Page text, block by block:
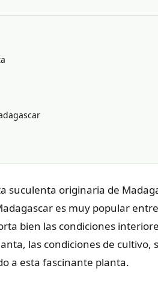
suculenta originaria de
es muy popular
bien las condiciones
las condiciones de cultivo,
a esta fascinante planta.